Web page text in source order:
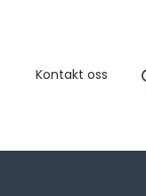
Kontakt oss